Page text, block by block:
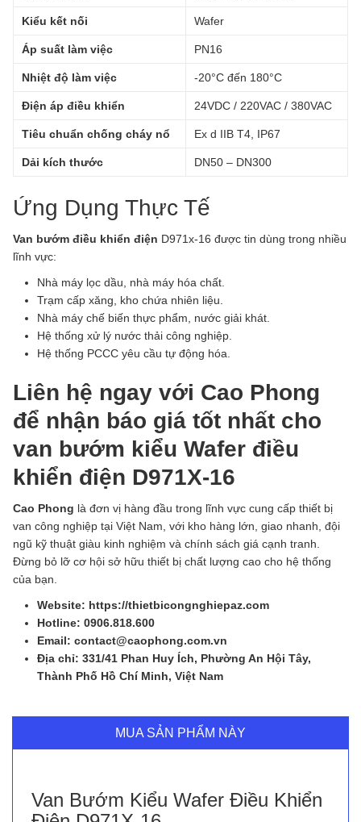
Kiểu kết nối Wafer
Áp suất làm việc PN16
Nhiệt độ làm việc -20°C đến 180°C
Điện áp điều khiển 24VDC / 220VAC / 380VAC
Tiêu chuẩn chống cháy nổ Ex d IIB T4, IP67
Dải kích thước DN50 – DN300
Ứng Dụng Thực Tế
Van bướm điều khiển điện D971x-16 được tin dùng trong nhiều
lĩnh vực:
Nhà máy lọc dầu, nhà máy hóa chất.
Trạm cấp xăng, kho chứa nhiên liệu.
Nhà máy chế biến thực phẩm, nước giải khát.
Hệ thống xử lý nước thải công nghiệp.
Hệ thống PCCC yêu cầu tự động hóa.
Liên hệ ngay với Cao Phong
để nhận báo giá tốt nhất cho
van bướm kiểu Wafer điều
khiển điện D971X-16
Cao Phong là đơn vị hàng đầu trong lĩnh vực cung cấp thiết bị
van công nghiệp tại Việt Nam, với kho hàng lớn, giao nhanh, đội
ngũ kỹ thuật giàu kinh nghiệm và chính sách giá cạnh tranh.
Đừng bỏ lỡ cơ hội sở hữu thiết bị chất lượng cao cho hệ thống
của bạn.
Website: https://thietbicongnghiepaz.com
Hotline: 0906.818.600
Email: contact@caophong.com.vn
Địa chỉ: 331/41 Phan Huy Ích, Phường An Hội Tây,
Thành Phố Hồ Chí Minh, Việt Nam
MUA SẢN PHẨM NÀY
Van Bướm Kiểu Wafer Điều Khiển